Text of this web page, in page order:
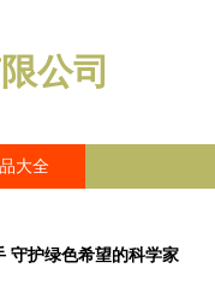
公司
大全
守护绿色希望的科学家